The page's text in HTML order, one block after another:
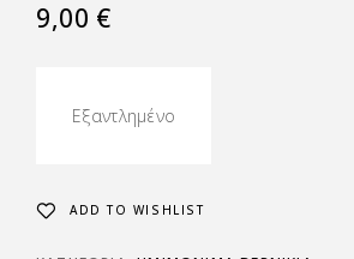
9,00 €
Εξαντλημένο
ADD TO WISHLIST